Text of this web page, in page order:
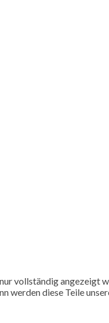
vollständig
werden diese Teile